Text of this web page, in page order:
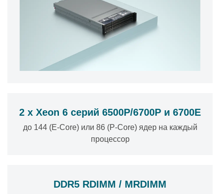
2 x Xeon 6 серий 6500P/6700P и 6700E
до 144 (E-Core) или 86 (P-Core) ядер на каждый
процессор
DDR5 RDIMM / MRDIMM